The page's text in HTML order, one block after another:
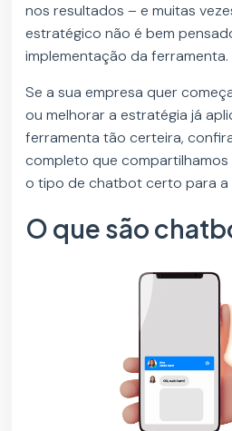
nos resultados – e muitas
estratégico não é bem
implementação da ferramenta.
Se a sua empresa quer
ou melhorar a estratégia já
ferramenta tão certeira,
completo que compartilhamos
o tipo de chatbot certo para a
O que são